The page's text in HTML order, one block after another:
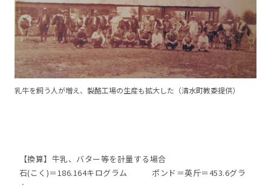
乳牛を飼う人が増え、製酪工場の生産も拡大した（清水町教委提供）
【換算】牛乳、バター等を計量する場合
石(こく)＝186.164キログラム ポンド＝英斤＝453.6グラ